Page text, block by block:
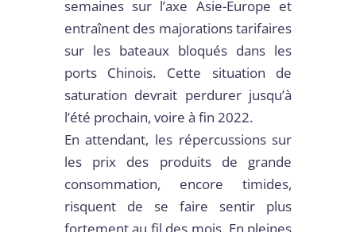
semaines sur l’axe Asie-Europe et
entraînent des majorations tarifaires
sur les bateaux bloqués dans les
ports Chinois. Cette situation de
saturation devrait perdurer jusqu’à
l’été prochain, voire à fin 2022.
En attendant, les répercussions sur
les prix des produits de grande
consommation, encore timides,
risquent de se faire sentir plus
fortement au fil des mois. En pleines